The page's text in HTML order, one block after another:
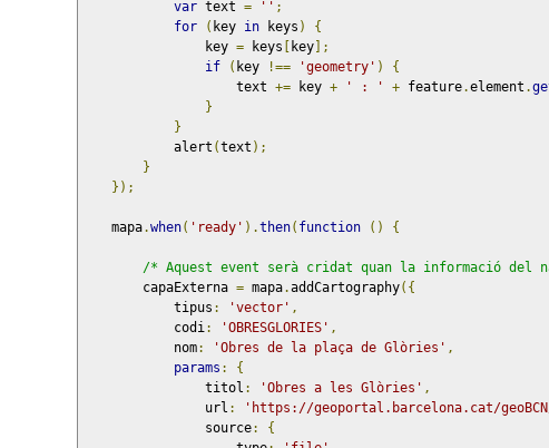
var text = '' ;
for
( key in keys )
{
                key
= keys key ];
if
( key !== 'geometry' )
{
                    text
+= key + ' : ' + feature.element .
}
}
            alert
(text );
}
});
    mapa
.when( 'ready' ).then( function () {
/* Aquest event serà cridat quan la informació del
        capaExterna
= mapa.addCartography({
            tipus
: 'vector' ,
            codi
: 'OBRESGLORIES' ,
            nom
: 'Obres de la plaça de Glòries' ,
params :
{
                titol
: 'Obres a les Glòries' ,
                url
: 'https://geoportal.barcelona.cat/geoBCN/
                source
:
{